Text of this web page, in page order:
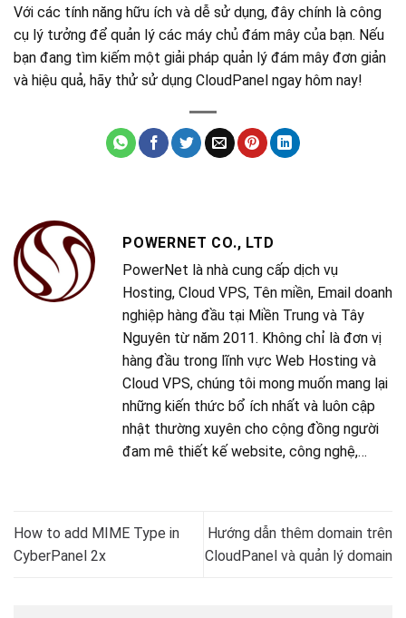
Với các tính năng hữu ích và dễ sử dụng, đây chính là công
cụ lý tưởng để quản lý các máy chủ đám mây của bạn. Nếu
bạn đang tìm kiếm một giải pháp quản lý đám mây đơn giản
và hiệu quả, hãy thử sử dụng CloudPanel ngay hôm nay!
POWERNET CO., LTD
PowerNet là nhà cung cấp dịch vụ
Hosting, Cloud VPS, Tên miền, Email doanh
nghiệp hàng đầu tại Miền Trung và Tây
Nguyên từ năm 2011. Không chỉ là đơn vị
hàng đầu trong lĩnh vực Web Hosting và
Cloud VPS, chúng tôi mong muốn mang lại
những kiến thức bổ ích nhất và luôn cập
nhật thường xuyên cho cộng đồng người
đam mê thiết kế website, công nghệ,…
How to add MIME Type in
CyberPanel 2x
Hướng dẫn thêm domain trên
CloudPanel và quản lý domain